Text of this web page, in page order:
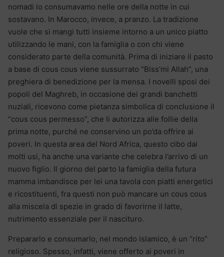
nomadi lo consumavamo nelle ore della notte in cui
sostavano. In Marocco, invece, a pranzo. La tradizione
vuole che si mangi tutti insieme intorno a un unico piatto
utilizzando le mani, con la famiglia o con chi viene
considerato parte della comunità. Prima di iniziare il pasto
a base di cous cous viene sussurrato “Biss’mi Allah”, una
preghiera di benedizione per la mensa. I novelli sposi dei
popoli del Maghreb, in occasione dei grandi banchetti
nuziali, ricevono come pietanza simbolica di conclusione il
“cous cous permesso”, che li autorizza alle follie della
prima notte, purché ne conservino un po’da offrire ai
poveri. In questa area del Nord Africa, questo cibo dai
molti usi, ha anche una variante che celebra l’arrivo di un
nuovo figlio. Il giorno del parto la famiglia della futura
mamma imbandisce per lei una tavola con piatti energetici
e ricostituenti, fra questi non può mancare un cous cous
alla miscela di spezie in grado di favorirne il latte,
nutrimento essenziale per il nascituro.
Prepararlo e consumarlo, nel mondo islamico, è un “rito”
religioso. Spesso, infatti, viene offerto ai poveri in